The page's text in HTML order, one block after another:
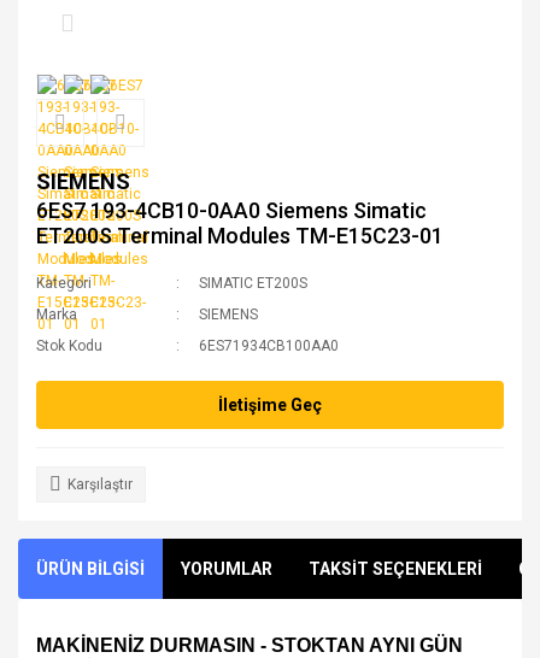
SIEMENS
6ES7 193-4CB10-0AA0 Siemens Simatic
ET200S Terminal Modules TM-E15C23-01
Kategori
SIMATIC ET200S
Marka
SIEMENS
Stok Kodu
6ES71934CB100AA0
İletişime Geç
Karşılaştır
ÜRÜN BİLGİSİ YORUMLAR TAKSİT SEÇENEKLERİ
MAKİNENİZ DURMASIN - STOKTAN AYNI GÜN